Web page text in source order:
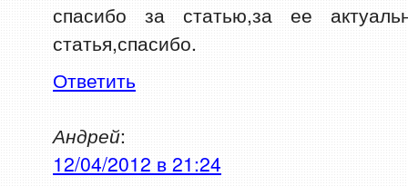
спасибо за статью,за ее
статья,спасибо.
Ответить
Андрей:
12/04/2012 в 21:24